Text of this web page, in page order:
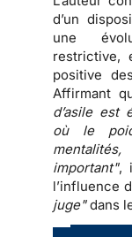
d’un
une
restrictive,
positive
Affirmant
d’asile est
où le
important",
l’influence
juge"dans